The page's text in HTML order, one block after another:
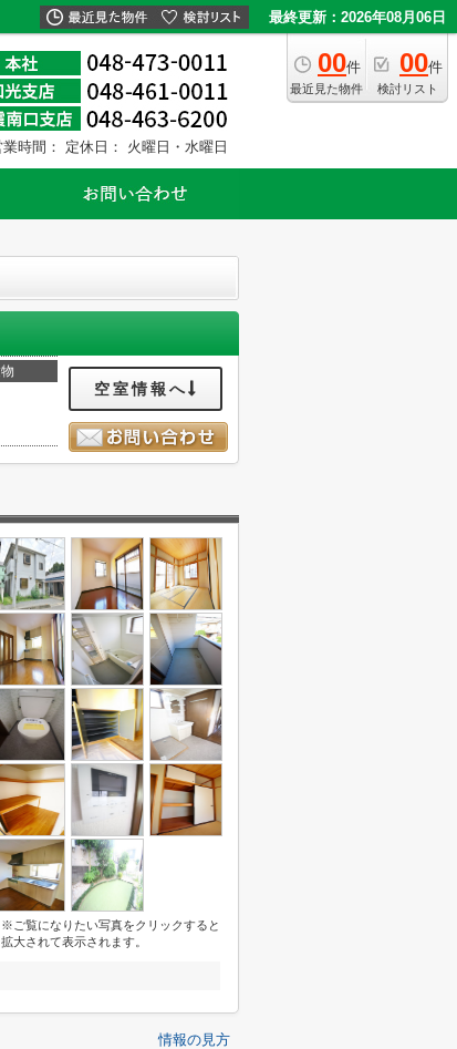
最終更新：2026年08月06日
00件
最近見た物件
00件
検討リスト
時間： 定休日： 火曜日・水曜日
空室情報へ
※ご覧になりたい写真をクリックすると
拡大されて表示されます。
情報の見方